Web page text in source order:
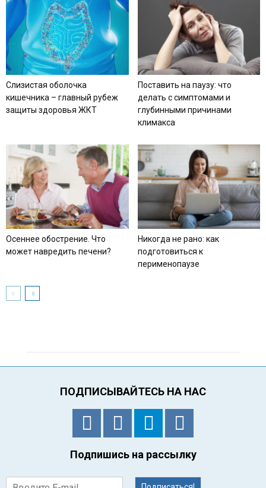
Слизистая оболочка
кишечника – главный рубеж
защиты здоровья ЖКТ
Поставить на паузу: что
делать с симптомами и
глубинными причинами
климакса
Осеннее обострение. Что
может навредить печени?
Никогда не рано: как
подготовиться к
перименопаузе
ПОДПИСЫВАЙТЕСЬ НА НАС
Подпишись на рассылку